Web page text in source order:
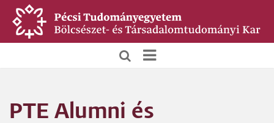
Ugrás
tartalomra
Főoldali
PTE Alumni és